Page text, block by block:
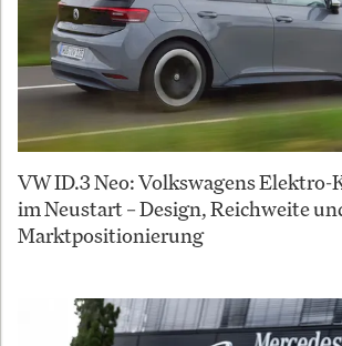
VW ID.3 Neo: Volkswagens
im Neustart – Design, Reichweite
Marktpositionierung